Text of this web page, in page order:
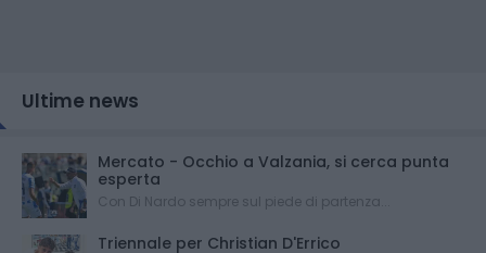
Ultime news
Mercato - Occhio a Valzania, si cerca punta
esperta
Con Di Nardo sempre sul piede di partenza...
Triennale per Christian D'Errico